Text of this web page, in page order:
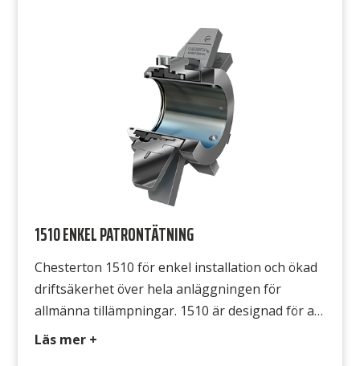
1510 ENKEL PATRONTÄTNING
Chesterton 1510 för enkel installation och ökad
driftsäkerhet över hela anläggningen för
allmänna tillämpningar. 1510 är designad för att
passa processutrustning i hela anläggningen
Läs mer +